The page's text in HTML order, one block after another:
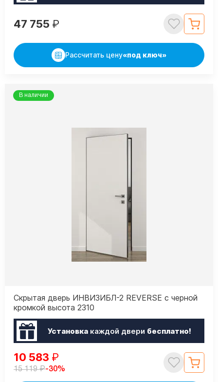
47 755 ₽
Рассчитать цену«под ключ»
В наличии
Скрытая дверь ИНВИЗИБЛ-2 REVERSE с черной
кромкой высота 2310
Установкакаждой двери бесплатно!
10 583 ₽
15 119₽-30%